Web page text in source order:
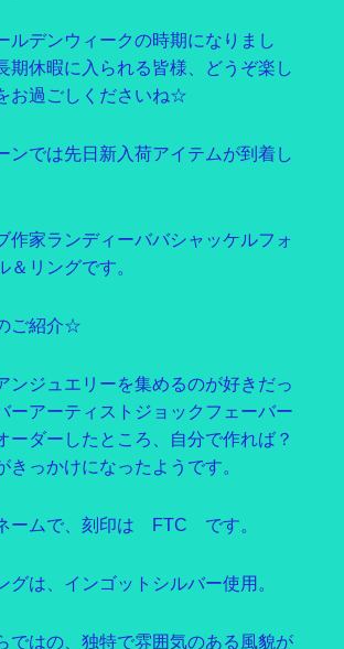
ルデンウィークの時期になりまし
期休暇に入られる皆様、どうぞ楽し
お過ごしくださいね☆
ンでは先日新入荷アイテムが到着し
作家ランディーババシャッケルフォ
＆リングです。
ご紹介☆
ンジュエリーを集めるのが好きだっ
ーアーティストジョックフェーバー
ーダーしたところ、自分で作れば？
きっかけになったようです。
ームで、刻印は FTC です。
グは、インゴットシルバー使用。
ではの、独特で雰囲気のある風貌が